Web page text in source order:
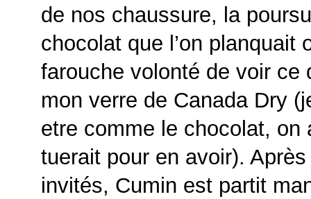
de nos chaussure, la
chocolat que l’on planquait
farouche volonté de voir ce
mon verre de Canada Dry
etre comme le chocolat, on
tuerait pour en avoir).
invités, Cumin est partit